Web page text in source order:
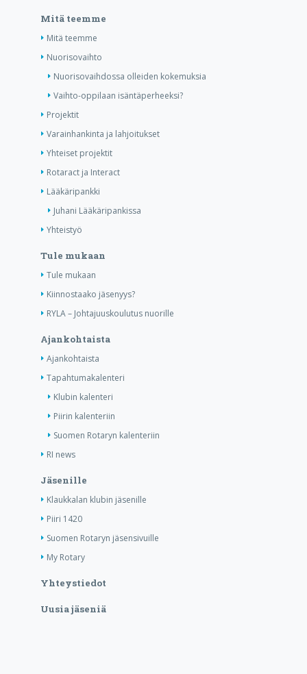
Mitä teemme
Mitä teemme
Nuorisovaihto
Nuorisovaihdossa olleiden kokemuksia
Vaihto-oppilaan isäntäperheeksi?
Projektit
Varainhankinta ja lahjoitukset
Yhteiset projektit
Rotaract ja Interact
Lääkäripankki
Juhani Lääkäripankissa
Yhteistyö
Tule mukaan
Tule mukaan
Kiinnostaako jäsenyys?
RYLA – Johtajuuskoulutus nuorille
Ajankohtaista
Ajankohtaista
Tapahtumakalenteri
Klubin kalenteri
Piirin kalenteriin
Suomen Rotaryn kalenteriin
RI news
Jäsenille
Klaukkalan klubin jäsenille
Piiri 1420
Suomen Rotaryn jäsensivuille
My Rotary
Yhteystiedot
Uusia jäseniä